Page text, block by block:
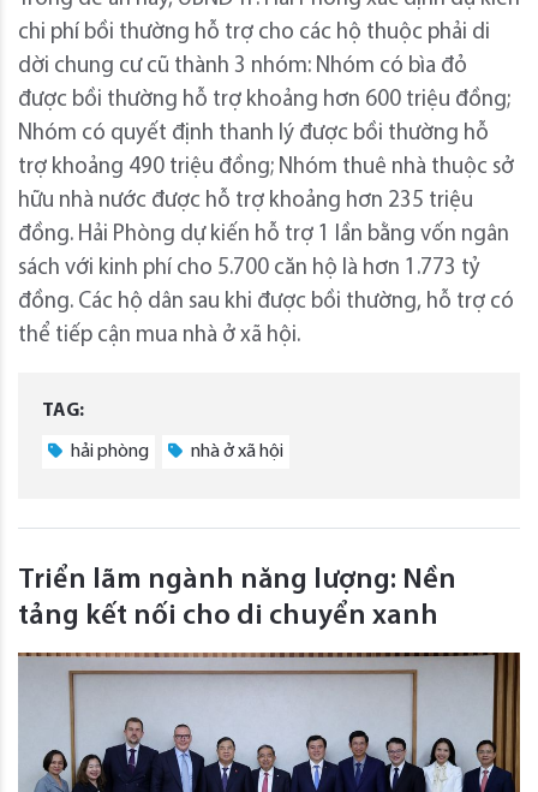
chi phí bồi thường hỗ trợ cho các hộ thuộc phải di
dời chung cư cũ thành 3 nhóm: Nhóm có bìa đỏ
được bồi thường hỗ trợ khoảng hơn 600 triệu đồng;
Nhóm có quyết định thanh lý được bồi thường hỗ
trợ khoảng 490 triệu đồng; Nhóm thuê nhà thuộc sở
hữu nhà nước được hỗ trợ khoảng hơn 235 triệu
đồng. Hải Phòng dự kiến hỗ trợ 1 lần bằng vốn ngân
sách với kinh phí cho 5.700 căn hộ là hơn 1.773 tỷ
đồng. Các hộ dân sau khi được bồi thường, hỗ trợ có
thể tiếp cận mua nhà ở xã hội.
TAG:
hải phòng nhà ở xã hội
Triển lãm ngành năng lượng: Nền
tảng kết nối cho di chuyển xanh